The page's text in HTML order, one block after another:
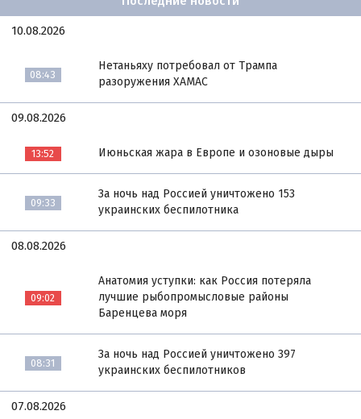
10.08.2026
08:43
Нетаньяху потребовал от Трампа
разоружения ХАМАС
09.08.2026
13:52 Июньская жара в Европе и озоновые дыры
09:33
За ночь над Россией уничтожено 153
украинских беспилотника
08.08.2026
09:02
Анатомия уступки: как Россия потеряла
лучшие рыбопромысловые районы
Баренцева моря
08:31
За ночь над Россией уничтожено 397
украинских беспилотников
07.08.2026